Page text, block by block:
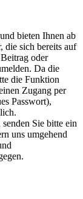
bieten Ihnen ab
die sich bereits auf
oder
Da die
die Funktion
Zugang per
Passwort),
Sie bitte ein
uns umgehend